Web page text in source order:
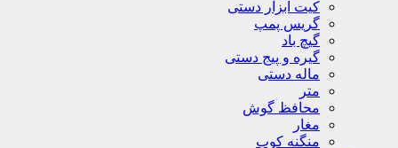
کیت ابزار دستی
گریس پمپ
گیچ باد
گیره و پیج دستی
ماله دستی
متر
محافظ گوش
مغار
منگنه کوب